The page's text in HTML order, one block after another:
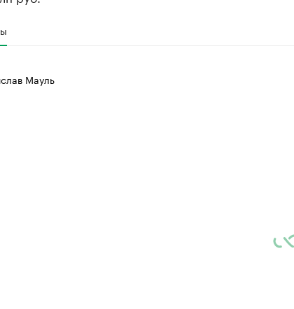
Мауль